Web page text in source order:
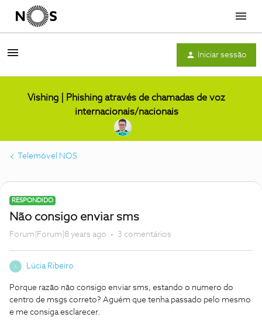
Menu
Iniciar sessão
Vishing | Phishing através de chamadas de voz
internacionais/nacionais
Telemóvel NOS
RESPONDIDO
Não consigo enviar sms
Forum|Forum|8 years ago 3 comentários
Lúcia Ribeiro
Porque razão não consigo enviar sms, estando o numero do
centro de msgs correto? Aguém que tenha passado pelo mesmo
e me consiga esclarecer.